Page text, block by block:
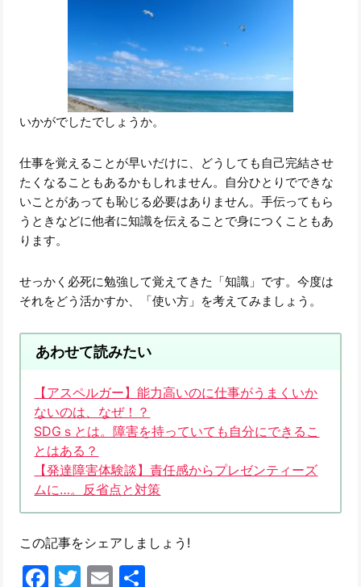
いかがでしたでしょうか。
仕事を覚えることが早いだけに、どうしても自己完結させ
たくなることもあるかもしれません。自分ひとりでできな
いことがあっても恥じる必要はありません。手伝ってもら
うときなどに他者に知識を伝えることで身につくこともあ
ります。
せっかく必死に勉強して覚えてきた「知識」です。今度は
それをどう活かすか、「使い方」を考えてみましょう。
あわせて読みたい
【アスペルガー】能力高いのに仕事がうまくいか
ないのは、なぜ！？
SDGｓとは。障害を持っていても自分にできるこ
とはある？
【発達障害体験談】責任感からプレゼンティーズ
ムに…。反省点と対策
この記事をシェアしましょう!
Facebook
Twitter
Email